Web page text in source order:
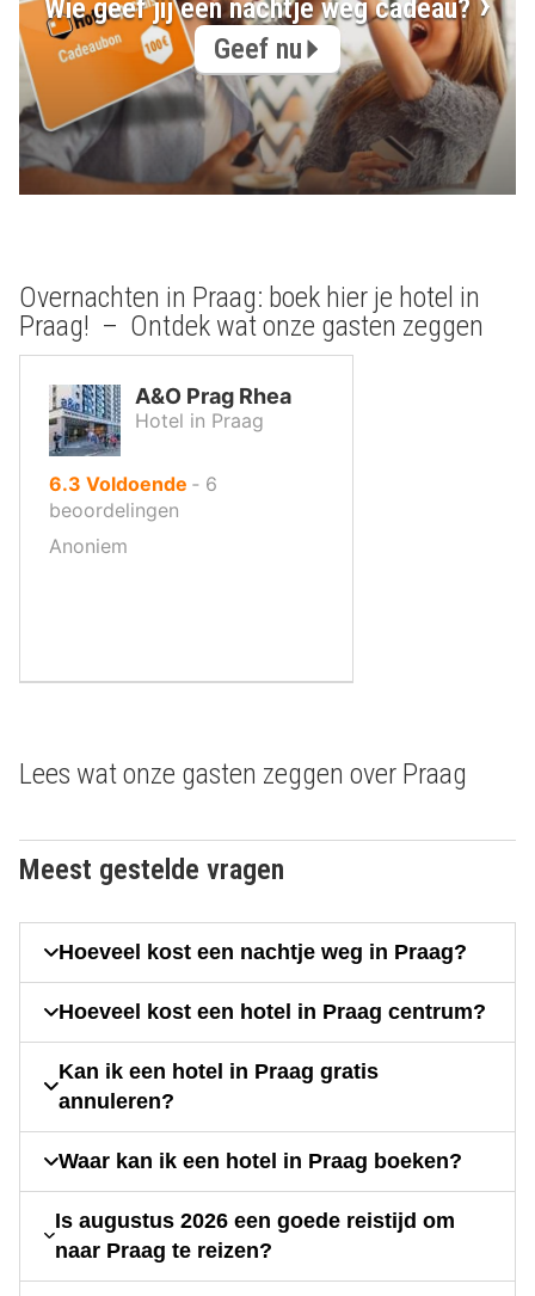
Wie geef jij een nachtje weg cadeau?
Geef nu
Overnachten in Praag: boek hier je hotel in
Praag! – Ontdek wat onze gasten zeggen
A&O Prag Rhea
Hotel in Praag
6.3 uit
10
Voldoende ‐ 6
beoordelingen
Anoniem
Lees wat onze gasten zeggen over Praag
Meest gestelde vragen
Hoeveel kost een nachtje weg in Praag?
Hoeveel kost een hotel in Praag centrum?
Kan ik een hotel in Praag gratis
annuleren?
Waar kan ik een hotel in Praag boeken?
Is augustus 2026 een goede reistijd om
naar Praag te reizen?